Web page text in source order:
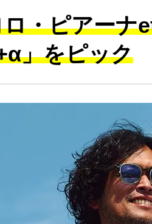
・ピアーナ
」をピック